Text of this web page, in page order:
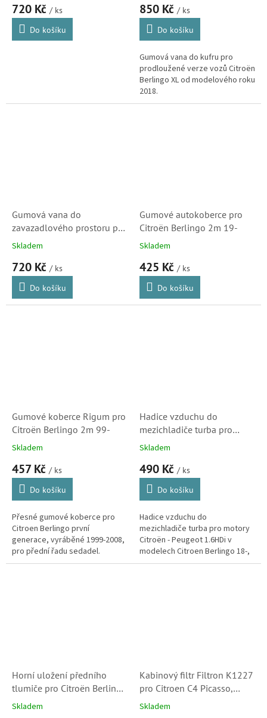
720 Kč / ks
Do košíku
850 Kč / ks
Do košíku
Gumová vana do kufru pro
prodloužené verze vozů Citroën
Berlingo XL od modelového roku
2018.
Gumová vana do
zavazadlového prostoru pro
CITROËN ë-Berlingo 5m
Skladem
720 Kč / ks
Do košíku
Gumové autokoberce pro
Citroën Berlingo 2m 19-
Skladem
425 Kč / ks
Do košíku
Gumové koberce Rigum pro
Citroën Berlingo 2m 99-
Skladem
457 Kč / ks
Do košíku
Přesné gumové koberce pro
Citroen Berlingo první
generace, vyráběné 1999-2008,
pro přední řadu sedadel.
Hadice vzduchu do
mezichladiče turba pro
motory 1.6HDi, 1.5HDi a
Citroen a Peugeot
(9820100680)
Skladem
490 Kč / ks
Do košíku
Hadice vzduchu do
mezichladiče turba pro motory
Citroën - Peugeot 1.6HDi v
modelech Citroen Berlingo 18-,
C4 Picasso/Spacetourer 13-, C4
Horní uložení předního
tlumiče pro Citroën Berlingo
K9, C4 Picasso -
Skladem
Kabinový filtr Filtron K1227
pro Citroen C4 Picasso,
Berlingo, Spacetourer a DS5
Skladem